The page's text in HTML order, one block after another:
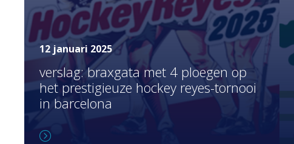
12 januari 2025
verslag: braxgata met 4 ploegen op
het prestigieuze hockey reyes-tornooi
in barcelona